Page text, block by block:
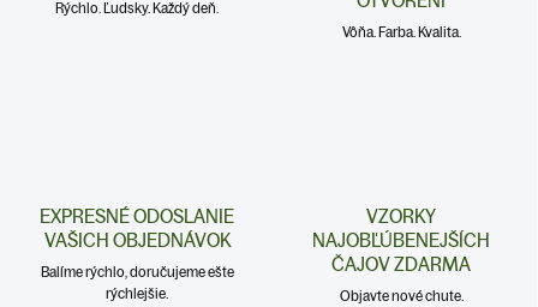
Rýchlo. Ľudsky. Každý deň.
Vôňa. Farba. Kvalita.
EXPRESNÉ ODOSLANIE
VAŠICH OBJEDNÁVOK
Balíme rýchlo, doručujeme ešte
rýchlejšie.
VZORKY
NAJOBĽÚBENEJŠÍCH
ČAJOV ZDARMA
Objavte nové chute.